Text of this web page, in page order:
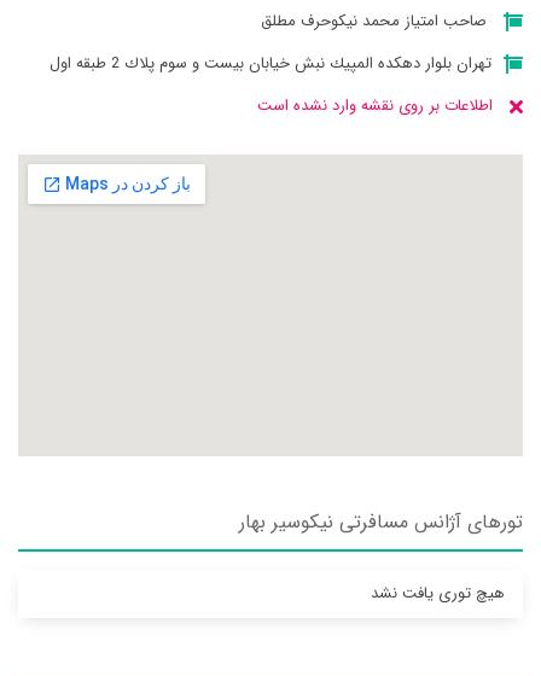
صاحب امتیاز محمد نيكوحرف مطلق
تهران بلوار دهكده المپيك نبش خيابان بيست و سوم پلاك 2 طبقه اول
اطلاعات بر روی نقشه وارد نشده است
تورهای آژانس مسافرتی نيکوسير بهار
هیچ توری یافت نشد